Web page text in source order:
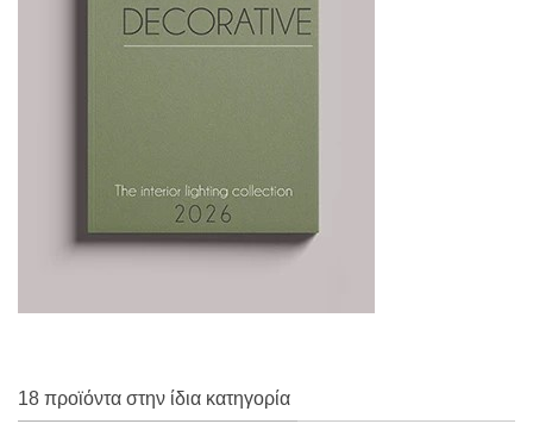
18 προϊόντα στην ίδια κατηγορία